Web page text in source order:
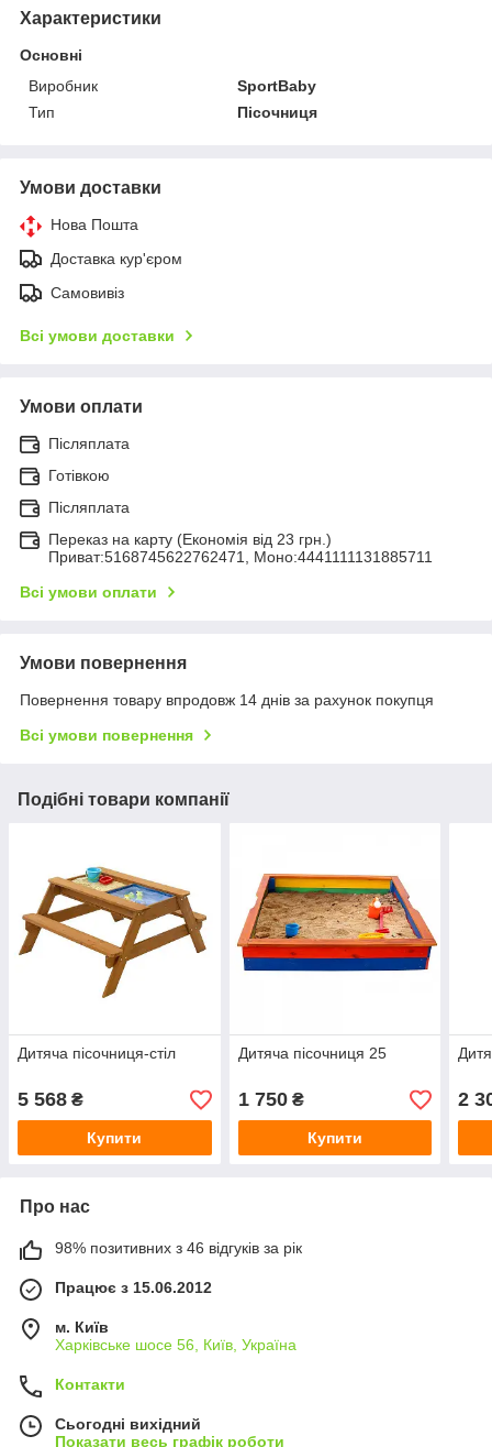
Характеристики
Основні
Виробник
SportBaby
Тип
Пісочниця
Умови доставки
Нова Пошта
Доставка кур'єром
Самовивіз
Всі умови доставки
Умови оплати
Післяплата
Готівкою
Післяплата
Переказ на карту (Економія від 23 грн.)
Приват:5168745622762471, Моно:4441111131885711
Всі умови оплати
Умови повернення
Повернення товару впродовж 14 днів за рахунок покупця
Всі умови повернення
Подібні товари компанії
Дитяча пісочниця-стіл
5 568 ₴
Купити
Дитяча пісочниця 25
1 750₴
Купити
2
Про нас
98% позитивних з 46 відгуків за рік
Працює з 15.06.2012
м. Київ
Харківське шосе 56, Київ, Україна
Контакти
Сьогодні вихідний
Показати весь графік роботи